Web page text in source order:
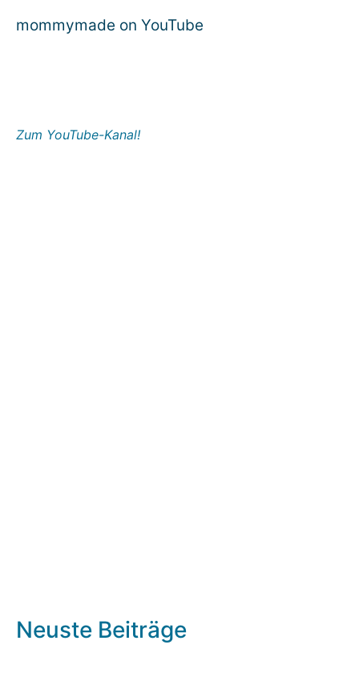
mommymade on YouTube
Zum YouTube-Kanal!
Neuste Beiträge